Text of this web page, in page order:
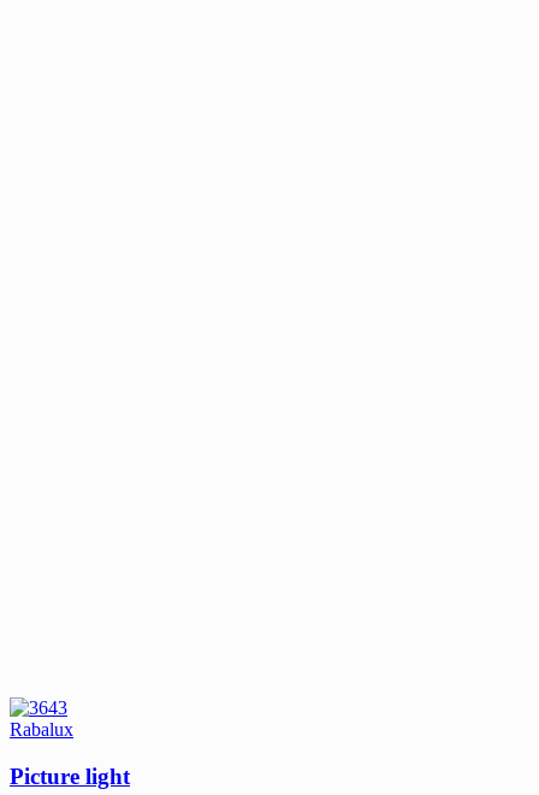
Rabalux
Picture light